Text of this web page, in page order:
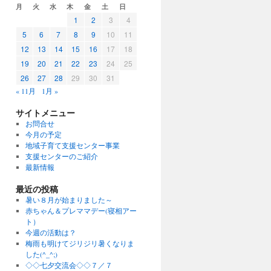
月 火 水 木 金 土 日
1 2 3
4
5
6 7 8 9 10
11
12
13 14 15 16 17
18
19
20 21 22 23 24
25
26
27 28 29 30 31
« 11月 1月 »
サイトメニュー
お問合せ
今月の予定
地域子育て支援センター事業
支援センターのご紹介
最新情報
最近の投稿
暑い８月が始まりました～
赤ちゃん＆プレママデー(寝相アー
ト）
今週の活動は？
梅雨も明けてジリジリ暑くなりま
した(^_^;)
◇◇七夕交流会◇◇７／７